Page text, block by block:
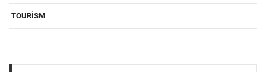
TOURİSM